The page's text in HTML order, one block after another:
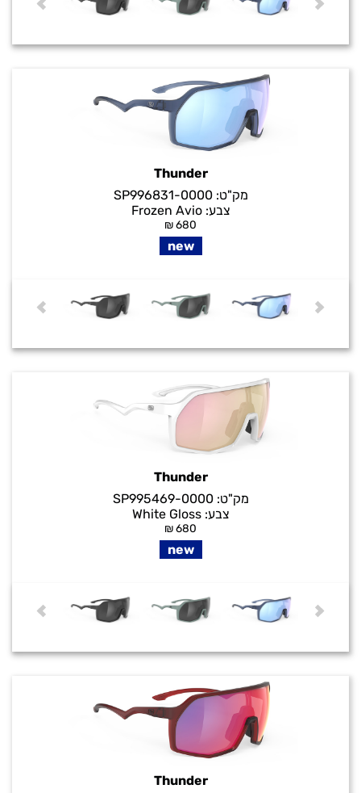
Thunder
מק"ט:SP996831-0000
צבע:Frozen Avio
₪680
new
Thunder
מק"ט:SP995469-0000
צבע:White Gloss
₪680
new
Thunder